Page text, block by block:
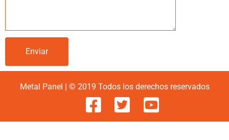
Metal Panel | © 2019 Todos los derechos reservados